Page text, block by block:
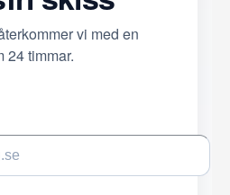
vi med en
24 timmar.